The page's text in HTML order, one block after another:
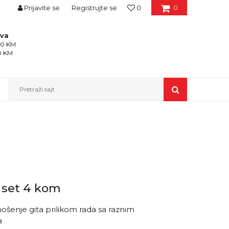
0
0
Prijavite se Registrujte se
KM
KM
Pretraži sajt
4 kom
gita prilikom rada sa raznim